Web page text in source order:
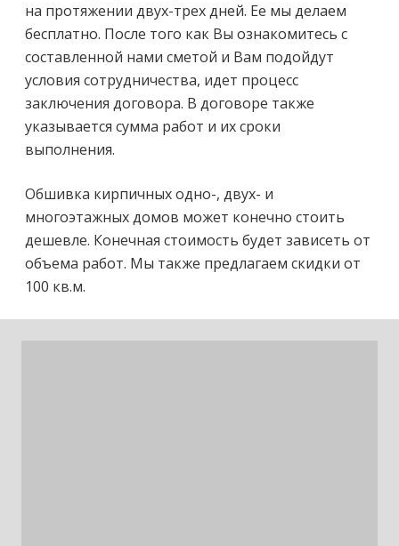
на протяжении двух-трех дней. Ее мы делаем
бесплатно. После того как Вы ознакомитесь с
составленной нами сметой и Вам подойдут
условия сотрудничества, идет процесс
заключения договора. В договоре также
указывается сумма работ и их сроки
выполнения.
Обшивка кирпичных одно-, двух- и
многоэтажных домов может конечно стоить
дешевле. Конечная стоимость будет зависеть от
объема работ. Мы также предлагаем скидки от
100 кв.м.